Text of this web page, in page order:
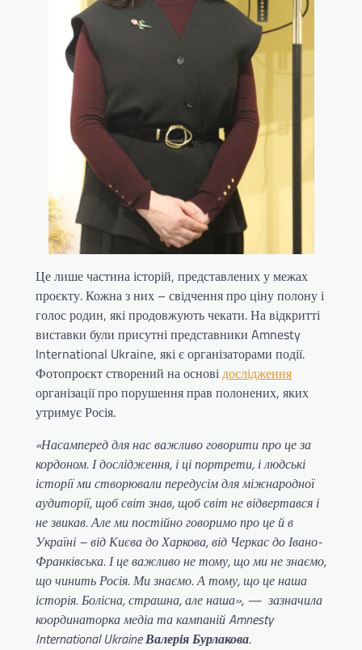
Це лише частина історій, представлених у межах
проєкту. Кожна з них – свідчення про ціну полону і
голос родин, які продовжують чекати. На відкритті
виставки були присутні представники Amnesty
International Ukraine, які є організаторами події.
Фотопроєкт створений на основідослідження
організації про порушення прав полонених, яких
утримує Росія.
«Насамперед для нас важливо говорити про це за
кордоном. І дослідження, і ці портрети, і людські
історії ми створювали передусім для міжнародної
аудиторії, щоб світ знав, щоб світ не відвертався і
не звикав. Але ми постійно говоримо про це й в
Україні – від Києва до Харкова, від Черкас до Івано-
Франківська. І це важливо не тому, що ми не знаємо,
що чинить Росія. Ми знаємо. А тому, що це наша
історія. Болісна, страшна, але наша», — зазначила
координаторка медіа та кампаній Amnesty
International UkraineВалерія Бурлакова.